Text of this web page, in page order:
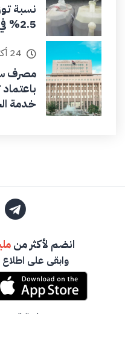
نسبة
2.5% في ريف دمشق
24 أكتوبر, 2024 - 01:22 م
مصرف
خدمة
انضم لأكثر من
وابقى على اطلاع
سياسة